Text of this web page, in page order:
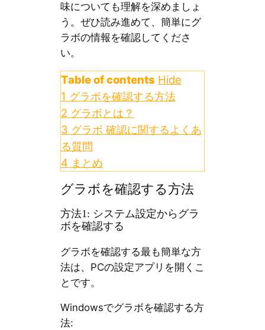
味についても理解を深めましょ
う。ぜひ読み進めて、簡単にグ
ラボの情報を確認してくださ
い。
Table of contents Hide
1 グラボを確認する方法
2 グラボとは？
3 グラボ 確認に関するよくあ
る質問
4 まとめ
グラボを確認する方法
方法1: システム設定からグラ
ボを確認する
グラボを確認する最も簡単な方
法は、PCの設定アプリを開くこ
とです。
Windowsでグラボを確認する方
法: